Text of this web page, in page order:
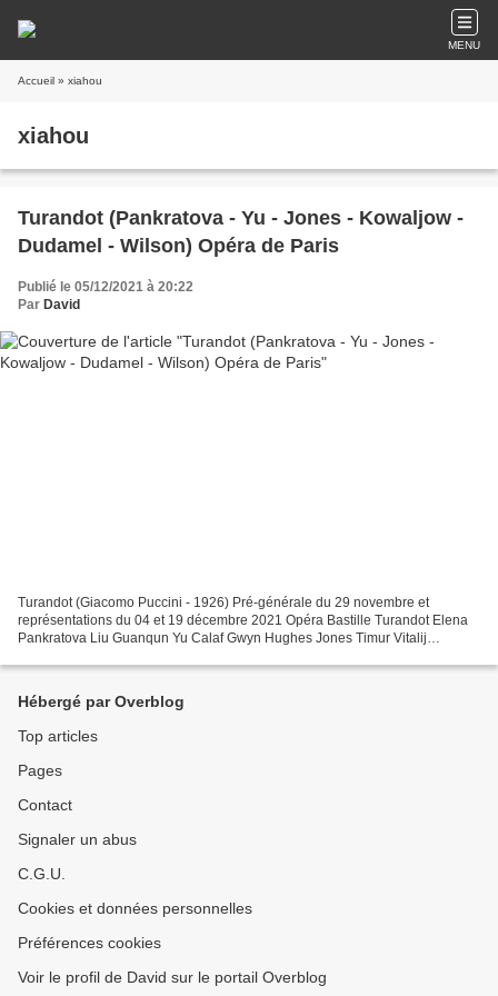
MENU
Accueil » xiahou
xiahou
Turandot (Pankratova - Yu - Jones - Kowaljow -
Dudamel - Wilson) Opéra de Paris
Publié le 05/12/2021 à 20:22
Par David
Turandot (Giacomo Puccini - 1926) Pré-générale du 29 novembre et
représentations du 04 et 19 décembre 2021 Opéra Bastille Turandot Elena
Pankratova Liu Guanqun Yu Calaf Gwyn Hughes Jones Timur Vitalij
Hébergé par Overblog
Top articles
Pages
Contact
Signaler un abus
C.G.U.
Cookies et données personnelles
Préférences cookies
Voir le profil de David sur le portail Overblog